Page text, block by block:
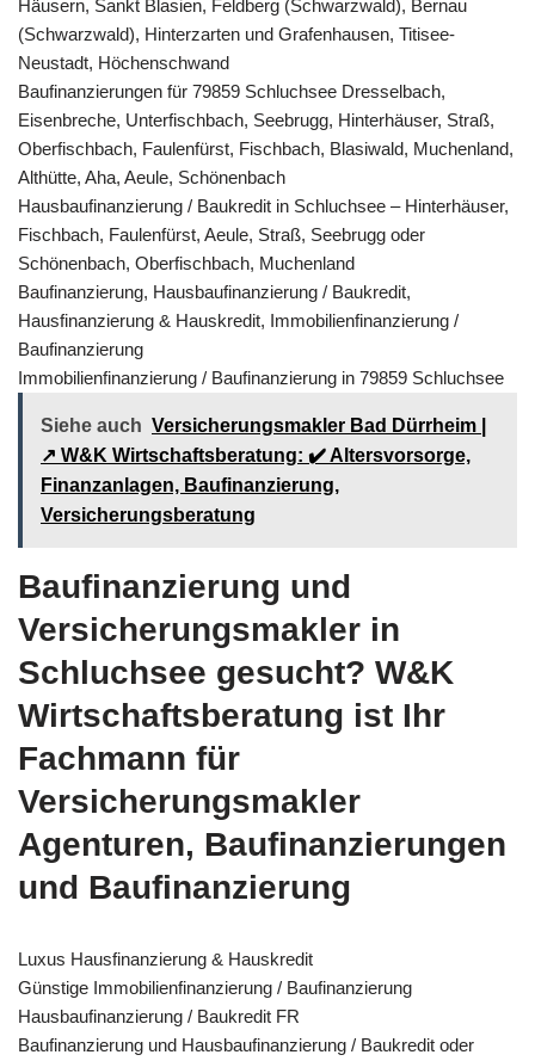
Häusern, Sankt Blasien, Feldberg (Schwarzwald), Bernau
(Schwarzwald), Hinterzarten und Grafenhausen, Titisee-
Neustadt, Höchenschwand
Baufinanzierungen für 79859 Schluchsee Dresselbach,
Eisenbreche, Unterfischbach, Seebrugg, Hinterhäuser, Straß,
Oberfischbach, Faulenfürst, Fischbach, Blasiwald, Muchenland,
Althütte, Aha, Aeule, Schönenbach
Hausbaufinanzierung / Baukredit in Schluchsee – Hinterhäuser,
Fischbach, Faulenfürst, Aeule, Straß, Seebrugg oder
Schönenbach, Oberfischbach, Muchenland
Baufinanzierung, Hausbaufinanzierung / Baukredit,
Hausfinanzierung & Hauskredit, Immobilienfinanzierung /
Baufinanzierung
Immobilienfinanzierung / Baufinanzierung in 79859 Schluchsee
Siehe auch Versicherungsmakler Bad Dürrheim |
↗️ W&K Wirtschaftsberatung: ✔️ Altersvorsorge,
Finanzanlagen, Baufinanzierung,
Versicherungsberatung
Baufinanzierung und
Versicherungsmakler in
Schluchsee gesucht? W&K
Wirtschaftsberatung ist Ihr
Fachmann für
Versicherungsmakler
Agenturen, Baufinanzierungen
und Baufinanzierung
Luxus Hausfinanzierung & Hauskredit
Günstige Immobilienfinanzierung / Baufinanzierung
Hausbaufinanzierung / Baukredit FR
Baufinanzierung und Hausbaufinanzierung / Baukredit oder